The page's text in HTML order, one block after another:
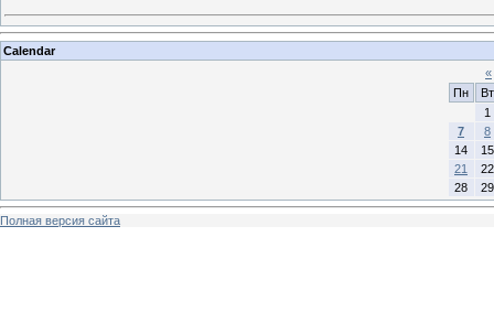
Calendar
«
Пн
Вт
1
7
8
14
15
21
22
28
29
Полная версия сайта